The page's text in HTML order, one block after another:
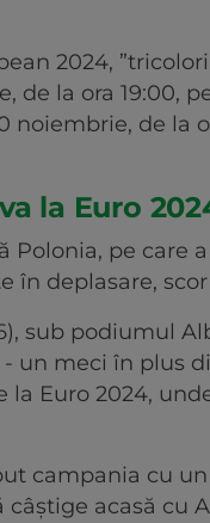
2024,
de la ora 19:00,
de la
la Euro
Polonia, pe care
deplasare, scor
sub podiumul
- un meci în plus
la Euro 2024,
campania cu
câștige acasă cu